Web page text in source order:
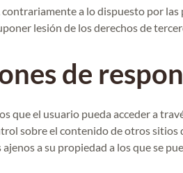
a lo dispuesto por
lesión de los derechos de
de
que el usuario pueda acceder a
sobre el contenido de otros sitios
a su propiedad a los que se